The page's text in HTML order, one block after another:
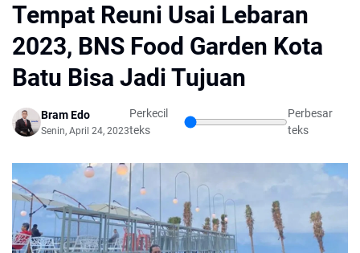
Tempat Reuni Usai Lebaran
2023, BNS Food Garden Kota
Batu Bisa Jadi Tujuan
Bram Edo
Senin, April 24, 2023
Perkecil
teks
Perbesar
teks